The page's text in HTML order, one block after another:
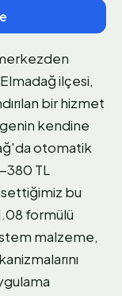
ilçesi,
bir hizmet
kendine
otomatik
380 TL
bu
formülü
malzeme,